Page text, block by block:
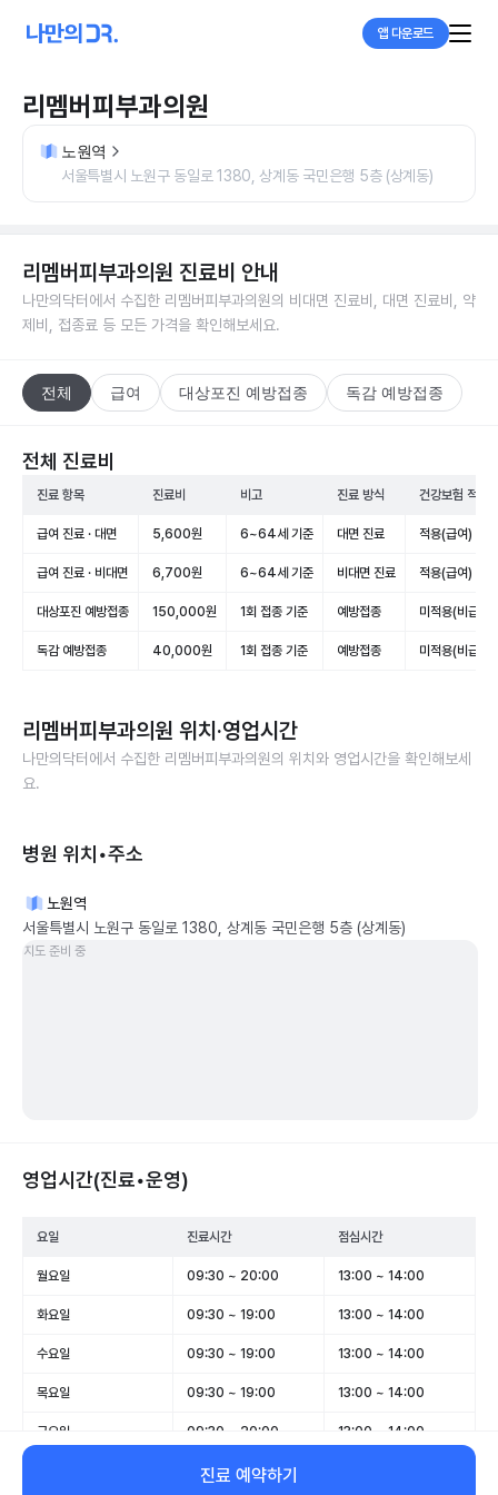
앱 다운로드
리멤버피부과의원
노원역
서울특별시 노원구 동일로 1380, 상계동 국민은행 5층 (상계동)
리멤버피부과의원 진료비 안내
나만의닥터에서 수집한 리멤버피부과의원의 비대면 진료비, 대면 진료비, 약
제비, 접종료 등 모든 가격을 확인해보세요.
전체 급여 대상포진 예방접종 독감 예방접종
전체 진료비
진료 항목 진료비 비고 진료 방식 건강보험 적용
급여 진료 · 대면 5,600원 6~64세 기준 대면 진료 적용(급여)
급여 진료 · 비대면 6,700원 6~64세 기준 비대면 진료 적용(급여)
대상포진 예방접종 150,000원 1회 접종 기준 예방접종 미적용(비급여)
독감 예방접종 40,000원 1회 접종 기준 예방접종 미적용(비급여)
리멤버피부과의원 위치·영업시간
나만의닥터에서 수집한 리멤버피부과의원의 위치와 영업시간을 확인해보세
요.
병원 위치•주소
노원역
서울특별시 노원구 동일로 1380, 상계동 국민은행 5층 (상계동)
지도 준비 중
영업시간(진료•운영)
요일 진료시간 점심시간
월요일 09:30 ~ 20:00 13:00 ~ 14:00
화요일 09:30 ~ 19:00 13:00 ~ 14:00
수요일 09:30 ~ 19:00 13:00 ~ 14:00
목요일 09:30 ~ 19:00 13:00 ~ 14:00
금요일 09:30 ~ 20:00 13:00 ~ 14:00
09:30 ~ 15:00
진료 예약하기